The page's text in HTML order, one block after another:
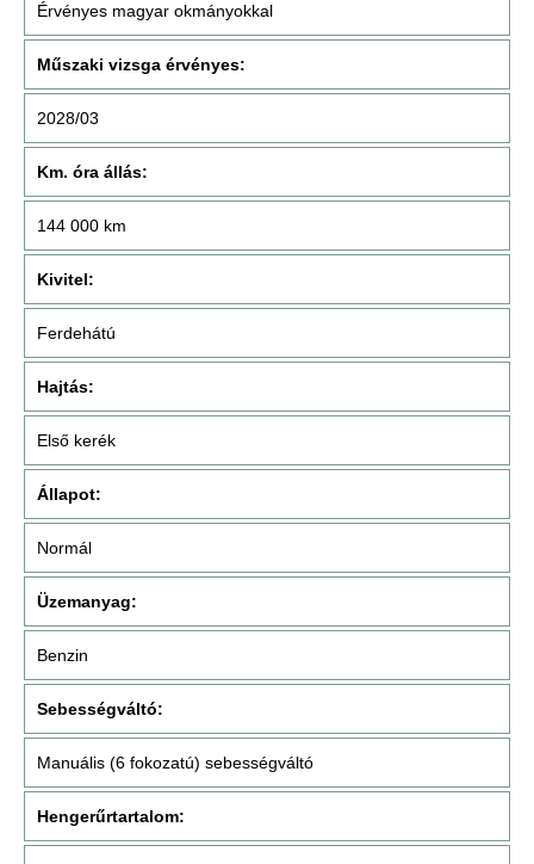
Érvényes magyar okmányokkal
Műszaki vizsga érvényes:
2028/03
Km. óra állás:
144 000 km
Kivitel:
Ferdehátú
Hajtás:
Első kerék
Állapot:
Normál
Üzemanyag:
Benzin
Sebességváltó:
Manuális (6 fokozatú) sebességváltó
Hengerűrtartalom: